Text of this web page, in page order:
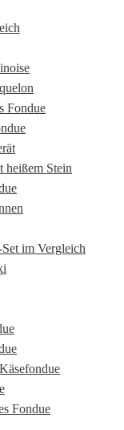
Fondue
heißem Stein
im Vergleich
Fondue